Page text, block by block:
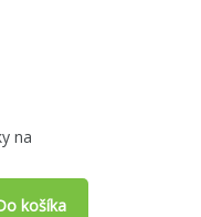
na
košíka